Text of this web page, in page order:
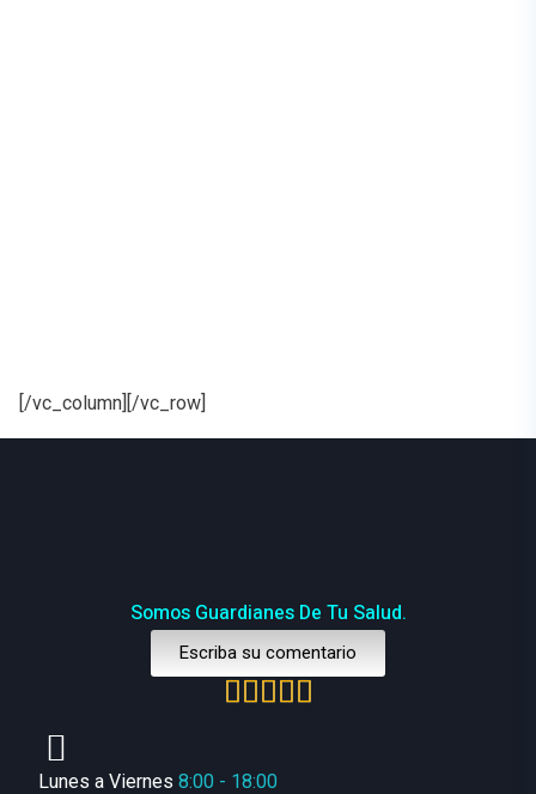
[/vc_column][/vc_row]
Somos Guardianes De Tu Salud.
Escriba su comentario
Lunes a Viernes 8:00 - 18:00